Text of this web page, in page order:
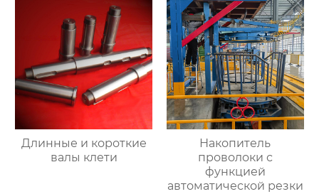
Длинные и короткие
валы клети
Накопитель
проволоки с
функцией
автоматической резки